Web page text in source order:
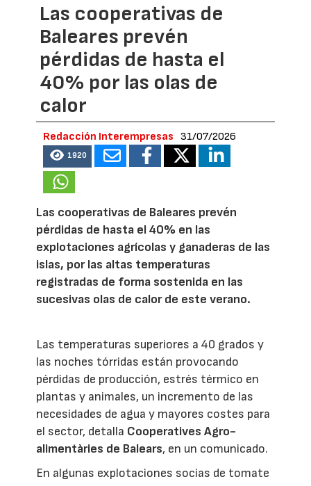
Las cooperativas de
Baleares prevén
pérdidas de hasta el
40% por las olas de
calor
Redacción Interempresas 31/07/2026
1920
Las cooperativas de Baleares prevén
pérdidas de hasta el 40% en las
explotaciones agrícolas y ganaderas de las
islas, por las altas temperaturas
registradas de forma sostenida en las
sucesivas olas de calor de este verano.
Las temperaturas superiores a 40 grados y
las noches tórridas están provocando
pérdidas de producción, estrés térmico en
plantas y animales, un incremento de las
necesidades de agua y mayores costes para
el sector, detalla Cooperatives Agro-
alimentàries de Balears, en un comunicado.
En algunas explotaciones socias de tomate